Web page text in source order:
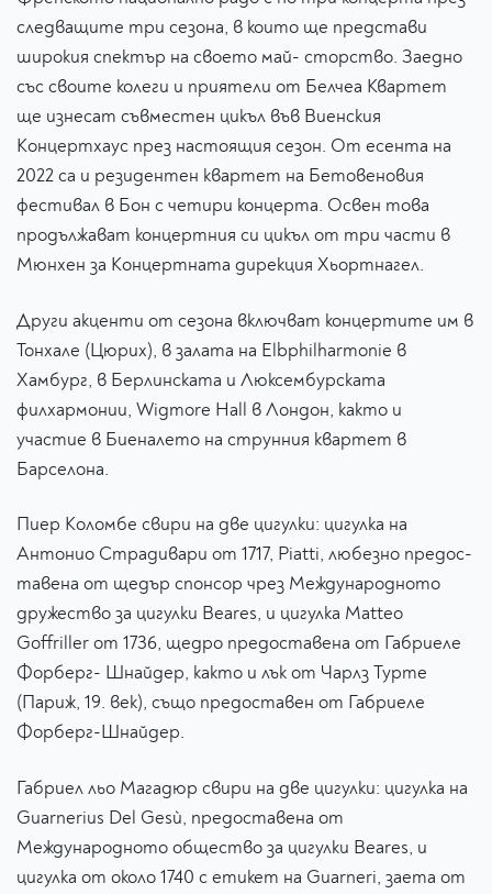
следващите три сезона, в които ще представи
широкия спектър на своето май- сторство. Заедно
със своите колеги и приятели от Белчеа Квартет
ще изнесат съвместен цикъл във Виенския
Концертхаус през настоящия сезон. От есента на
2022 са и резидентен квартет на Бетовеновия
фестивал в Бон с четири концерта. Освен това
продължават концертния си цикъл от три части в
Мюнхен за Концертната дирекция Хьортнагел.
Други акценти от сезона включват концертите им в
Тонхале (Цюрих), в залата на Elbphilharmonie в
Хамбург, в Берлинската и Люксембурската
филхармонии, Wigmore Hall в Лондон, както и
участие в Биеналето на струнния квартет в
Барселона.
Пиер Коломбе свири на две цигулки: цигулка на
Антонио Страдивари от 1717, Piatti, любезно предос-
тавена от щедър спонсор чрез Международното
дружество за цигулки Beares, и цигулка Matteo
Goffriller от 1736, щедро предоставена от Габриеле
Форберг- Шнайдер, както и лък от Чарлз Турте
(Париж, 19. век), също предоставен от Габриеле
Форберг-Шнайдер.
Габриел льо Магадюр свири на две цигулки: цигулка на
Guarnerius Del Gesù, предоставена от
Международното общество за цигулки Beares, и
цигулка от около 1740 с етикет на Guarneri, заета от